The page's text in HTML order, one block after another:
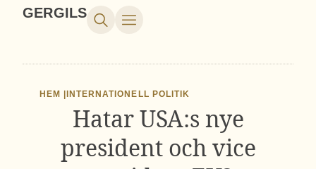
GERGILS
HEM | INTERNATIONELL POLITIK
Hatar USA:s nye
president och vice